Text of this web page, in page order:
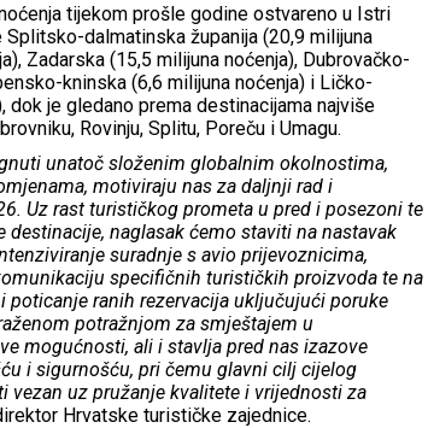
tijekom prošle godine ostvareno u Istri
dalmatinska županija (20,9 milijuna
Zadarska (15,5 milijuna noćenja), Dubrovačko-
kninska (6,6 milijuna noćenja) i Ličko-
dok je gledano prema destinacijama najviše
Rovinju, Splitu, Poreču i Umagu.
unatoč složenim globalnim okolnostima,
motiviraju nas za daljnji rad i
Uz rast turističkog prometa u pred i posezoni te
naglasak ćemo staviti na nastavak
suradnje s avio prijevoznicima,
specifičnih turističkih proizvoda te na
poticanje ranih rezervacija uključujući poruke
potražnjom za smještajem u
mogućnosti, ali i stavlja pred nas izazove
i sigurnošću, pri čemu glavni cilj cijelog
uz pružanje kvalitete i vrijednosti za
Hrvatske turističke zajednice.